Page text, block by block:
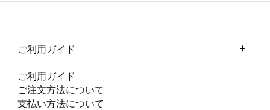
ご利用ガイド
ご利用ガイド
ご注文方法について
支払い方法について